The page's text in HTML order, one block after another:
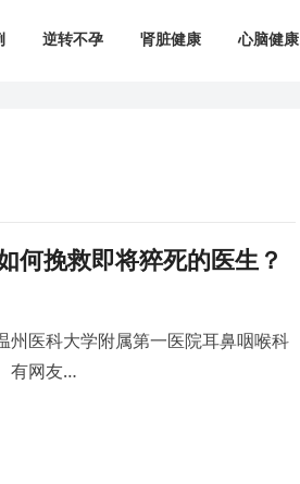
逆转不孕 肾脏健康 心脑健康
何挽救即将猝死的医生？
医科大学附属第一医院耳鼻咽喉科
有网友…